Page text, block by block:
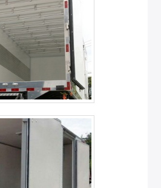
transporte refrigerado.
e desenvolvimento no
para os clientes.A
na China
a solução para quem
transporte refrigerado. É
com tecnologia de
condicionado e instalação
com ótima qualidade e
a satisfação dos
altamente qualificados. A
empresa que tem feito a
idoneidade em tudo que faz
de excelência de ponta a